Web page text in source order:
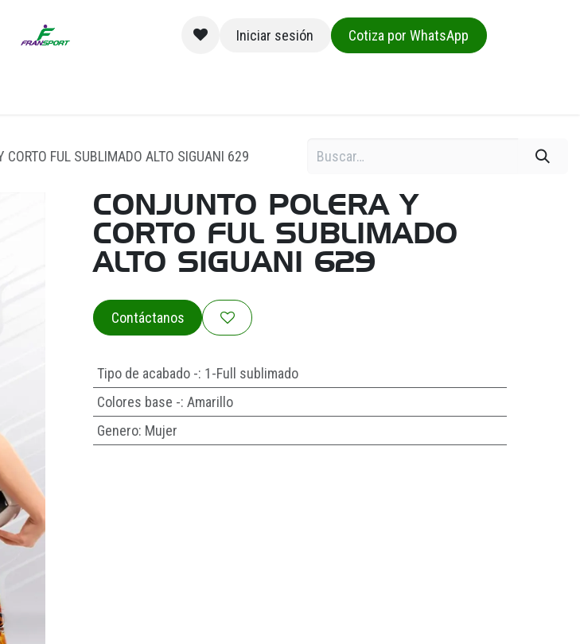
Iniciar sesión
Cotiza por WhatsApp
CORTO FUL SUBLIMADO ALTO SIGUANI 629
CONJUNTO POLERA Y
CORTO FUL SUBLIMADO
ALTO SIGUANI 629
Contáctanos
Tipo de acabado -: 1-Full sublimado
Colores base -: Amarillo
Genero: Mujer